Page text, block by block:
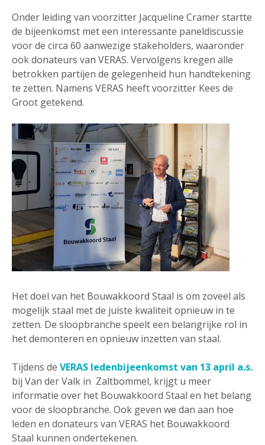
Onder leiding van voorzitter Jacqueline Cramer startte
de bijeenkomst met een interessante paneldiscussie
voor de circa 60 aanwezige stakeholders, waaronder
ook donateurs van VERAS. Vervolgens kregen alle
betrokken partijen de gelegenheid hun handtekening
te zetten. Namens VERAS heeft voorzitter Kees de
Groot getekend.
Het doel van het Bouwakkoord Staal is om zoveel als
mogelijk staal met de juiste kwaliteit opnieuw in te
zetten. De sloopbranche speelt een belangrijke rol in
het demonteren en opnieuw inzetten van staal.
Tijdens de VERAS ledenbijeenkomst van 13 april a.s.
bij Van der Valk in Zaltbommel, krijgt u meer
informatie over het Bouwakkoord Staal en het belang
voor de sloopbranche. Ook geven we dan aan hoe
leden en donateurs van VERAS het Bouwakkoord
Staal kunnen ondertekenen.